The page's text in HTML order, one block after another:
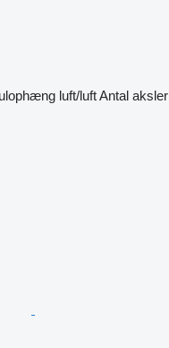
luft/luftAntal aksler